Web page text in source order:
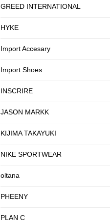
GREED INTERNATIONAL
HYKE
Import Accesary
Import Shoes
INSCRIRE
JASON MARKK
KIJIMA TAKAYUKI
NIKE SPORTWEAR
oltana
PHEENY
PLAN C